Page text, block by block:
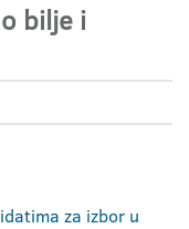
bilje i
za izbor u